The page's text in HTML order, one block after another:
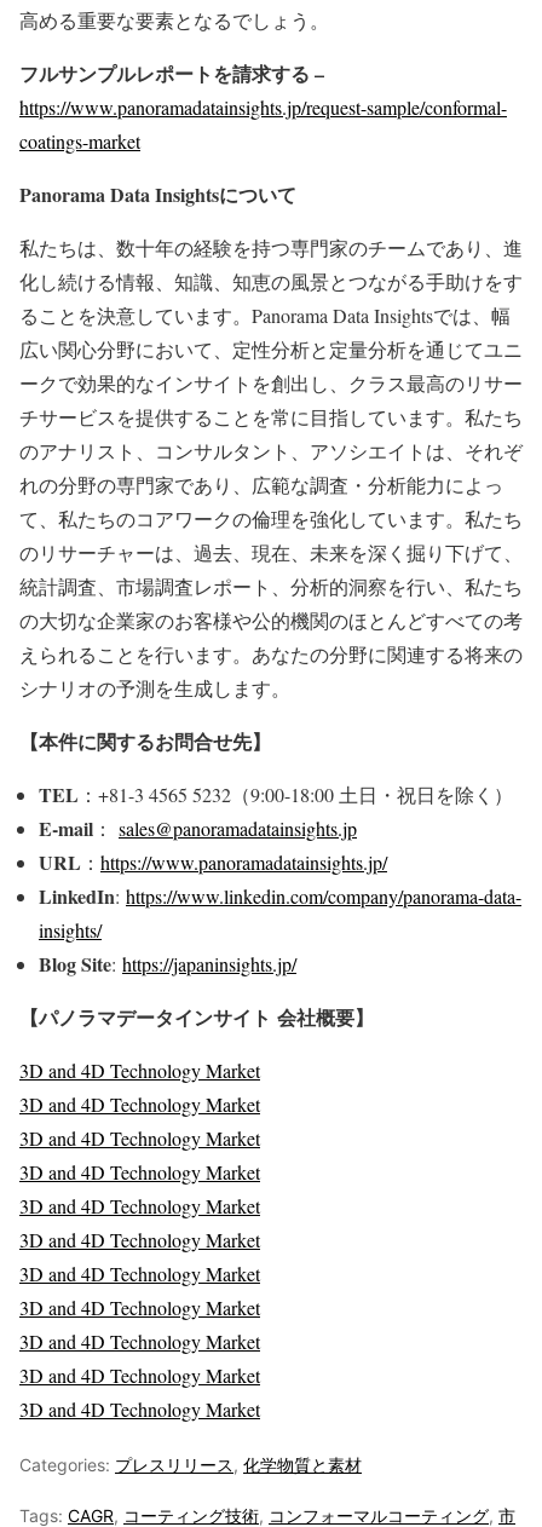
高める重要な要素となるでしょう。
フルサンプルレポートを請求する –
https://www.panoramadatainsights.jp/request-sample/conformal-
coatings-market
Panorama Data Insightsについて
私たちは、数十年の経験を持つ専門家のチームであり、進
化し続ける情報、知識、知恵の風景とつながる手助けをす
ることを決意しています。Panorama Data Insightsでは、幅
広い関心分野において、定性分析と定量分析を通じてユニ
ークで効果的なインサイトを創出し、クラス最高のリサー
チサービスを提供することを常に目指しています。私たち
のアナリスト、コンサルタント、アソシエイトは、それぞ
れの分野の専門家であり、広範な調査・分析能力によっ
て、私たちのコアワークの倫理を強化しています。私たち
のリサーチャーは、過去、現在、未来を深く掘り下げて、
統計調査、市場調査レポート、分析的洞察を行い、私たち
の大切な企業家のお客様や公的機関のほとんどすべての考
えられることを行います。あなたの分野に関連する将来の
シナリオの予測を生成します。
【本件に関するお問合せ先】
TEL ：+81-3 4565 5232（9:00-18:00 土日・祝日を除く）
E-mail ： sales@panoramadatainsights.jp
URL ： https://www.panoramadatainsights.jp/
LinkedIn: https://www.linkedin.com/company/panorama-data-
insights/
Blog Site: https://japaninsights.jp/
【パノラマデータインサイト 会社概要】
3D and 4D Technology Market
3D and 4D Technology Market
3D and 4D Technology Market
3D and 4D Technology Market
3D and 4D Technology Market
3D and 4D Technology Market
3D and 4D Technology Market
3D and 4D Technology Market
3D and 4D Technology Market
3D and 4D Technology Market
3D and 4D Technology Market
Categories: プレスリリース, 化学物質と素材
Tags: CAGR, コーティング技術, コンフォーマルコーティング, 市